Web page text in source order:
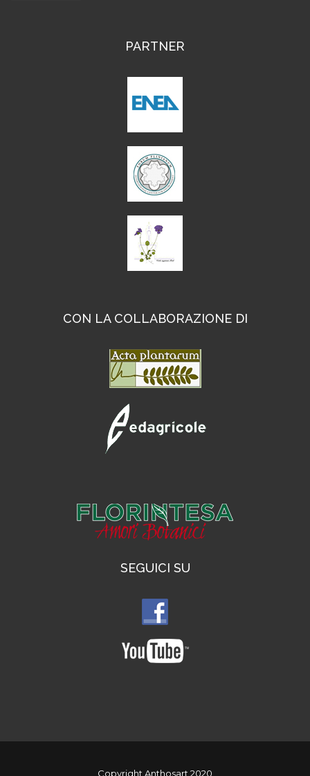
PARTNER
CON LA COLLABORAZIONE DI
SEGUICI SU
Copyright Anthosart 2020